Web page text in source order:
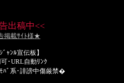
出稿中<<
掲載ｻｲﾄ様★
ﾞｬﾝﾙ宣伝板】
･URL自動ﾘﾝｸ
ﾊﾞ系･誹謗中傷厳禁�